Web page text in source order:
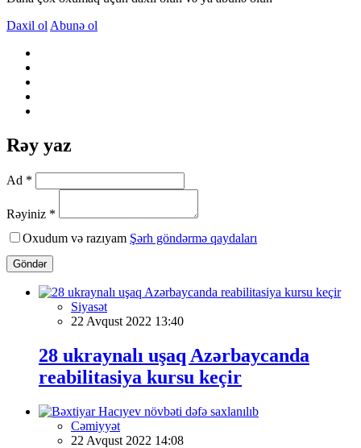
Daxil ol Abunə ol
Rəy yaz
Ad *
Rəyiniz *
Oxudum və razıyam Şərh göndərmə qaydaları
Göndər
Siyasət
22 Avqust 2022 13:40
28 ukraynalı uşaq Azərbaycanda
reabilitasiya kursu keçir
Cəmiyyət
22 Avqust 2022 14:08